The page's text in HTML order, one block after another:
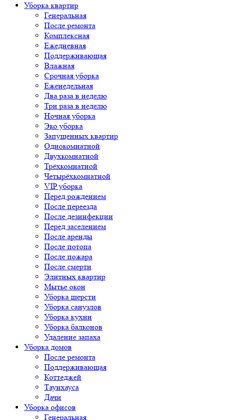
Уборка квартир
Генеральная
После ремонта
Комплексная
Ежедневная
Поддерживающая
Влажная
Срочная уборка
Еженедельная
Два раза в неделю
Три раза в неделю
Ночная уборка
Эко уборка
Запущенных квартир
Однокомнатной
Двухкомнатной
Трёхкомнатной
Четырёхкомнатной
VIP уборка
Перед рождением
После переезда
После дезинфекции
Перед заселением
После аренды
После потопа
После пожара
После смерти
Элитных квартир
Мытье окон
Уборка шерсти
Уборка санузлов
Уборка кухни
Уборка балконов
Удаление запаха
Уборка домов
После ремонта
Поддерживающая
Коттеджей
Таунхауса
Дачи
Уборка офисов
Генеральная